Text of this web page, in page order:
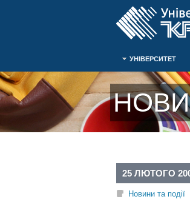
УНІВЕРСИТЕТ
25 ЛЮТОГО
Новини та події